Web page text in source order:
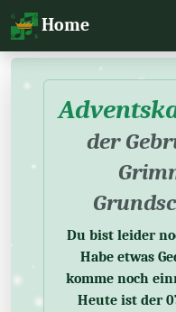
Home
der
Du bist leider
Habe etwas
komme noch
Heute ist der